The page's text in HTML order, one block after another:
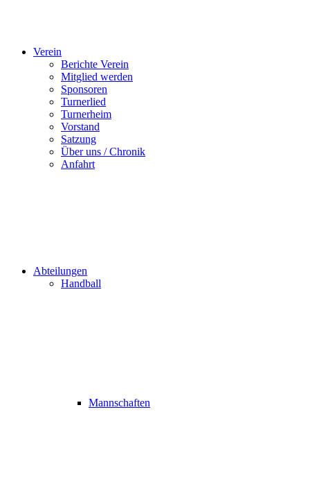
Verein
Berichte Verein
Mitglied werden
Sponsoren
Turnerlied
Turnerheim
Vorstand
Satzung
Über uns / Chronik
Anfahrt
Abteilungen
Handball
Mannschaften